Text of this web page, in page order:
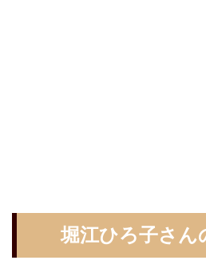
堀江ひろ子さん